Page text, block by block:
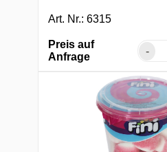
Art. Nr.: 6315
Preis auf
Anfrage
-